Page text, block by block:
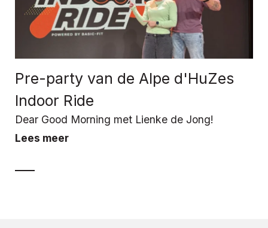
Pre-party van de Alpe d'HuZes
Indoor Ride
Dear Good Morning met Lienke de Jong!
Lees meer